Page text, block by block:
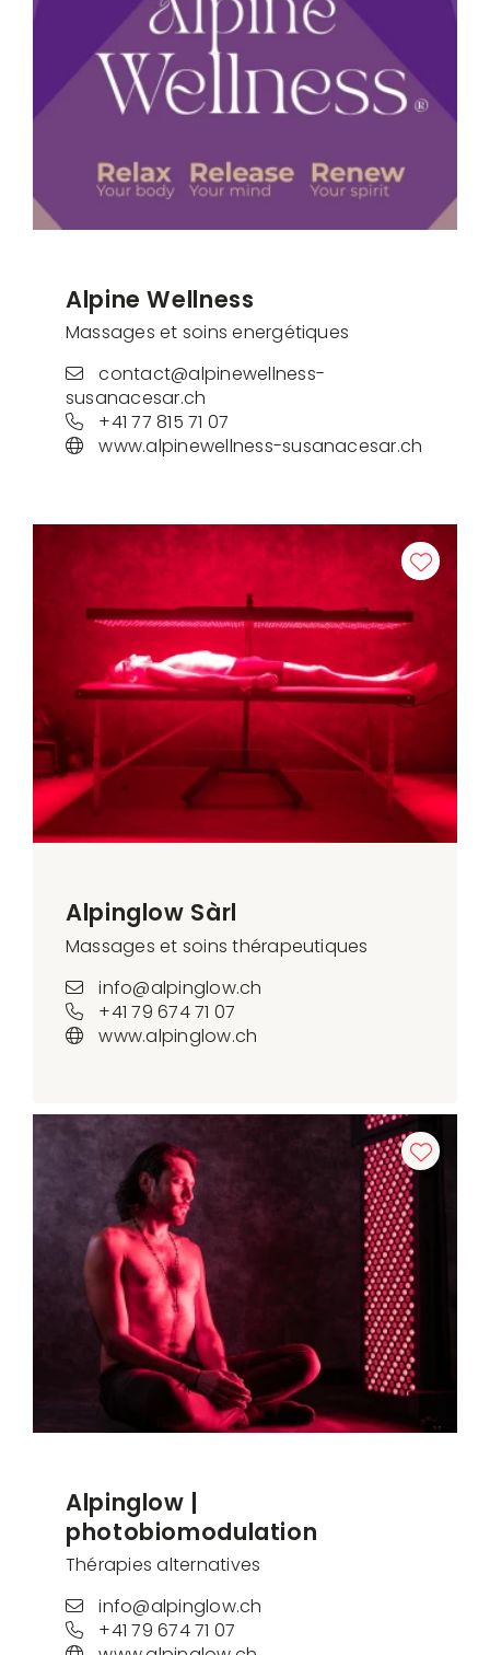
Alpine Wellness
Massages et soins energétiques
contact@alpinewellness-
susanacesar.ch
+41 77 815 71 07
www.alpinewellness-susanacesar.ch
Alpinglow Sàrl
Massages et soins thérapeutiques
info@alpinglow.ch
+41 79 674 71 07
www.alpinglow.ch
Alpinglow |
photobiomodulation
Thérapies alternatives
info@alpinglow.ch
+41 79 674 71 07